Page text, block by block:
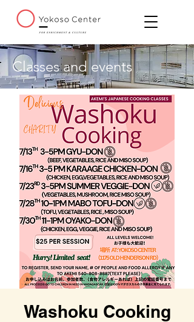
Classes and events
Washoku Cooking